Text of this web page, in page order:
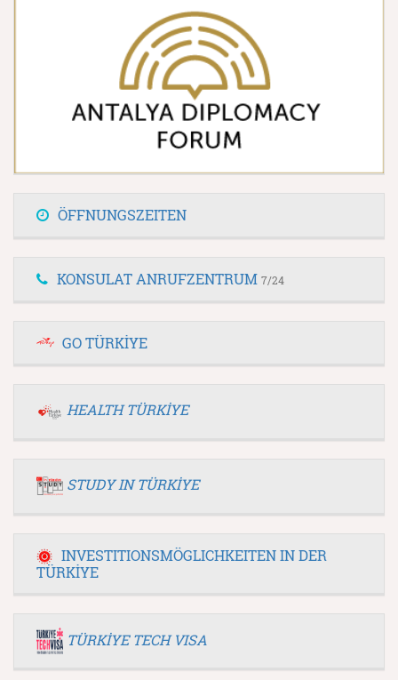
ÖFFNUNGSZEITEN
KONSULAT ANRUFZENTRUM 7/24
GO TÜRKİYE
HEALTH TÜRKİYE
STUDY IN TÜRKİYE
INVESTITIONSMÖGLICHKEITEN IN DER
TÜRKİYE
TÜRKİYE TECH VISA